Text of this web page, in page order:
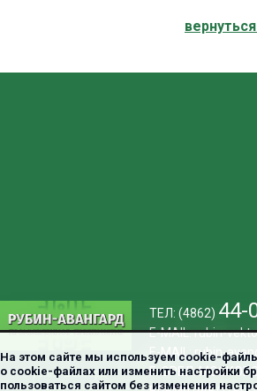
"Рубин-Авангард"
ТЕЛ: (4862) 44-
E-MAIL:rubin-
E-MAIL:rubin-
Г. ОРЕЛ.
На этом сайте мы используем cookie-
о cookie-файлах или изменить настройки
пользоваться сайтом без изменения